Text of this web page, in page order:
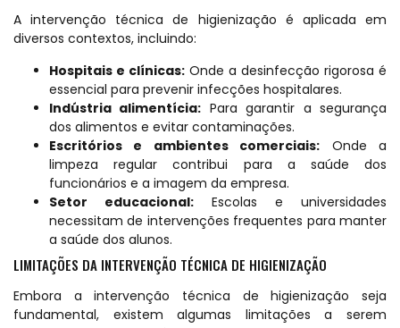
A intervenção técnica de higienização é aplicada em
diversos contextos, incluindo:
Hospitais e clínicas: Onde a desinfecção rigorosa é
essencial para prevenir infecções hospitalares.
Indústria alimentícia: Para garantir a segurança
dos alimentos e evitar contaminações.
Escritórios e ambientes comerciais: Onde a
limpeza regular contribui para a saúde dos
funcionários e a imagem da empresa.
Setor educacional: Escolas e universidades
necessitam de intervenções frequentes para manter
a saúde dos alunos.
LIMITAÇÕES DA INTERVENÇÃO TÉCNICA DE HIGIENIZAÇÃO
Embora a intervenção técnica de higienização seja
fundamental, existem algumas limitações a serem